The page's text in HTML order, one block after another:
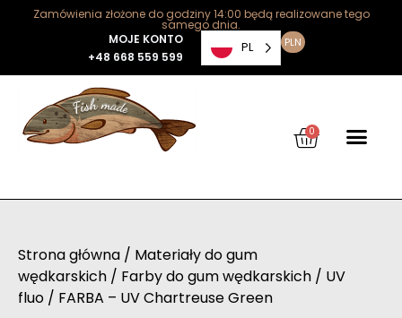
Zamówienia złożone do godziny 14:00 będą realizowane tego
samego dnia.
MOJE KONTO
+48 668 559 599
PL PLN
0
Strona główna / Materiały do gum
wędkarskich / Farby do gum wędkarskich / UV
fluo / FARBA – UV Chartreuse Green